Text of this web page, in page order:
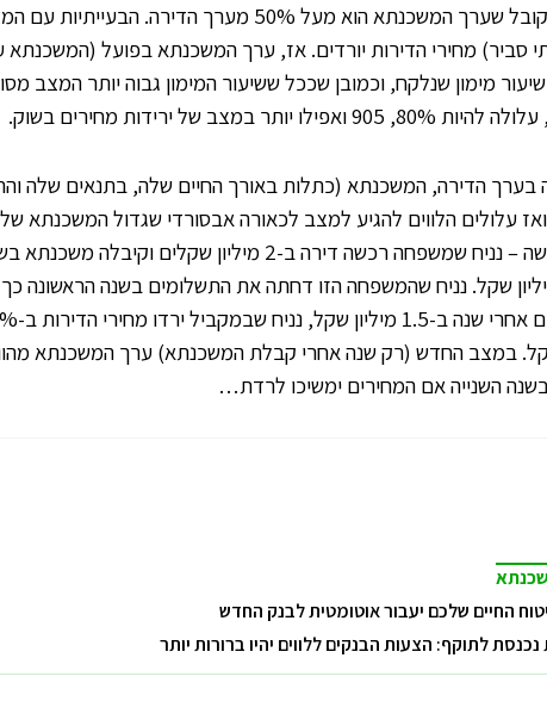
בשנים האחרונות, כבר מקובל שערך המשכנתא הוא מעל 50% מערך
סביר) מחירי הדירות יורדים. אז, ערך המשכנתא בפועל (המשכנתא
מימון שנלקח, וכמובן שככל ששיעור המימון גבוה יותר המצב
בערך הדירה, המשכנתא (כתלות באורך החיים שלה, בתנאים שלה
עלולים הלווים להגיע למצב לכאורה אבסורדי שגדול המשכנתא
כלומר בסך 1.4 מיליון שקל. נניח שהמשפחה הזו דחתה את התשלומים בשנה
השנייה אם המחירים ימשיכו לרדת…
החיים שלכם יעבור אוטומטית לבנק החדש
לתוקף: הצעות הבנקים ללווים יהיו ברורות יותר